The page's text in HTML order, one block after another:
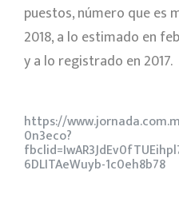
puestos, número que es
2018, a lo estimado en
y a lo registrado en 2017.
https://
0n3eco?
6DLITAeWuyb-1c0eh8b78